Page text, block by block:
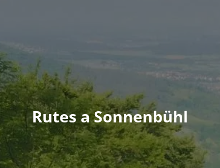
Rutes a Sonnenbühl